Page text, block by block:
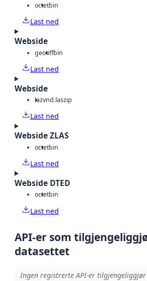
octetbin
Last ned
Webside
geotiffbin
Last ned
Webside
lazvnd.laszip
Last ned
Webside ZLAS
octetbin
Last ned
Webside DTED
octetbin
Last ned
API-er som
datasettet
Ingen registrerte API-er